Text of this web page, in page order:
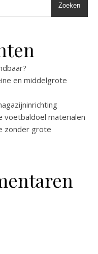
Zoeken
en middelgrote
voetbaldoel materialen
zonder grote